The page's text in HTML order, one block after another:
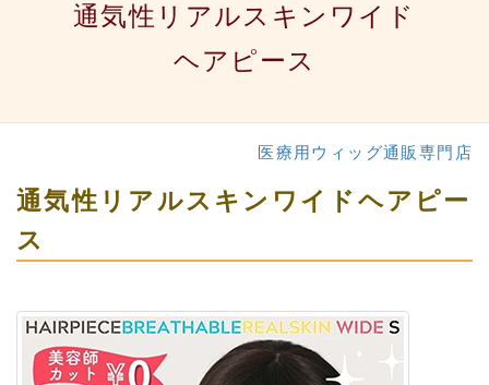
通気性リアルスキンワイド
ヘアピース
医療用ウィッグ通販専門店
通気性リアルスキンワイドヘアピー
ス